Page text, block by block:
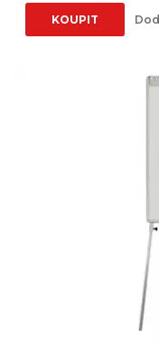
KOUPIT